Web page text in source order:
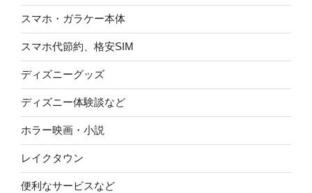
スマホ・ガラケー本体
スマホ代節約、格安SIM
ディズニーグッズ
ディズニー体験談など
ホラー映画・小説
レイクタウン
便利なサービスなど